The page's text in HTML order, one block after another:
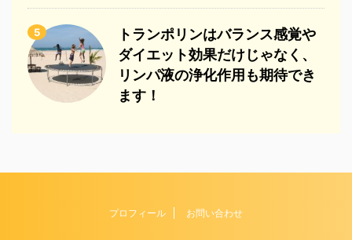
5
トランポリンはバランス感覚や
ダイエット効果だけじゃなく、
リンパ液の浄化作用も期待でき
ます！
プロフィール お問い合わせ